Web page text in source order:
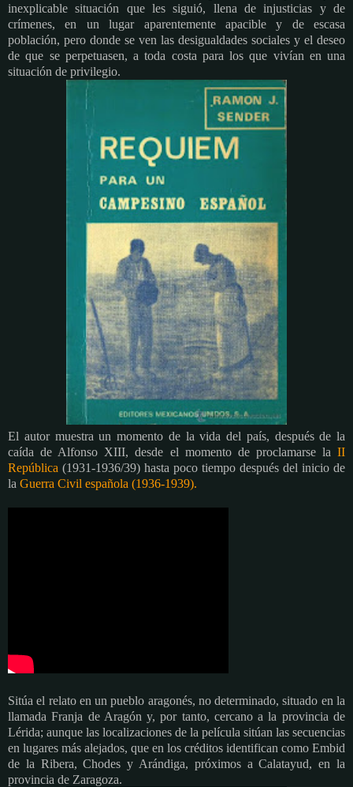
inexplicable situación que les siguió, llena de injusticias y de
crímenes, en un lugar aparentemente apacible y de escasa
población, pero donde se ven las desigualdades sociales y el deseo
de que se perpetuasen, a toda costa para los que vivían en una
situación de privilegio.
El autor muestra un momento de la vida del país, después de la
caída de Alfonso XIII, desde el momento de proclamarse la II
República (1931-1936/39) hasta poco tiempo después del inicio de
la Guerra Civil española (1936-1939).
Sitúa el relato en un pueblo aragonés, no determinado, situado en la
llamada Franja de Aragón y, por tanto, cercano a la provincia de
Lérida; aunque las localizaciones de la película sitúan las secuencias
en lugares más alejados, que en los créditos identifican como Embid
de la Ribera, Chodes y Arándiga, próximos a Calatayud, en la
provincia de Zaragoza.